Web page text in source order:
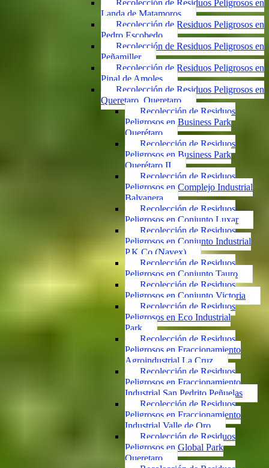
Recolección de Residuos Peligrosos en
Landa de Matamoros
Recolección de Residuos Peligrosos en
Pedro Escobedo
Recolección de Residuos Peligrosos en
Peñamiller
Recolección de Residuos Peligrosos en
Pinal de Amoles
Recolección de Residuos Peligrosos en
Queretaro, Queretaro
Recolección de Residuos
Peligrosos en Business Park
Querétaro
Recolección de Residuos
Peligrosos en Business Park
Querétaro II
Recolección de Residuos
Peligrosos en Complejo Industrial
Balvanera
Recolección de Residuos
Peligrosos en Conjunto Luxar
Recolección de Residuos
Peligrosos en Conjunto Industrial
P.K.Co (Navex)
Recolección de Residuos
Peligrosos en Conjunto Tauro
Recolección de Residuos
Peligrosos en Conjunto Victoria
Recolección de Residuos
Peligrosos en Eco Industrial
Park
Recolección de Residuos
Peligrosos en Fraccionamiento
Agroindustrial La Cruz
Recolección de Residuos
Peligrosos en Fraccionamiento
Industrial San Pedrito Peñuelas
Recolección de Residuos
Peligrosos en Fraccionamiento
Industrial Valle de Oro
Recolección de Residuos
Peligrosos en Global Park
Queretaro